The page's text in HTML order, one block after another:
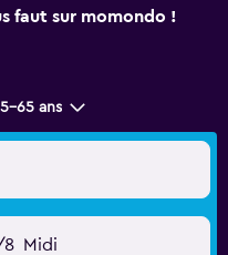
faut sur momondo !
65 ans
8 Midi